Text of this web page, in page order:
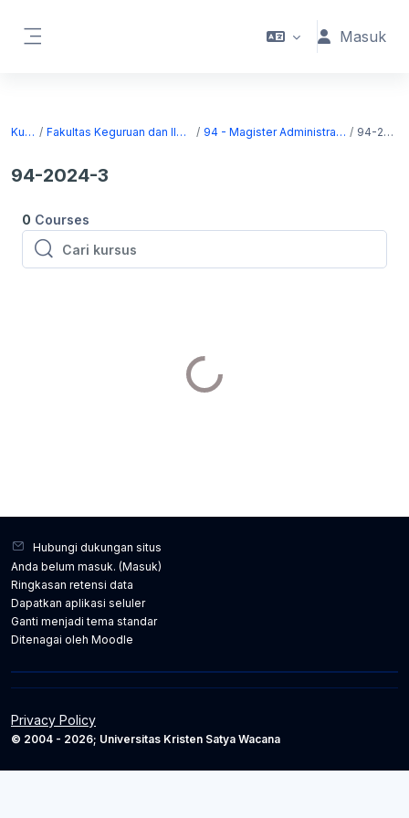
Masuk
Kursus Fakultas Keguruan dan Ilmu Pendidikan 94 - Magister Administrasi Pendidikan 94-2024-3
94-2024-3
0 Courses
Cari kursus
Cari kursus
Hubungi dukungan situs
Anda belum masuk. (Masuk)
Ringkasan retensi data
Dapatkan aplikasi seluler
Ganti menjadi tema standar
Ditenagai oleh Moodle
Privacy Policy
© 2004 - 2026; Universitas Kristen Satya Wacana